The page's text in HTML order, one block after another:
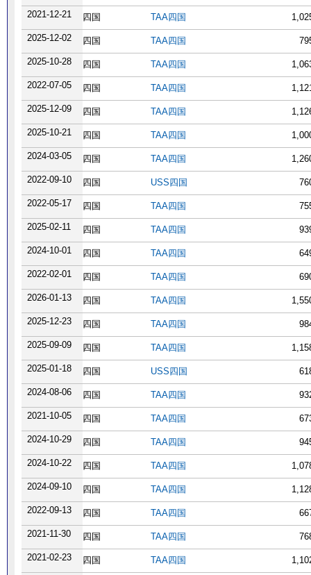
2021-12-21 四国 TAA四国
2025-12-02
四国 TAA四国
2025-10-28
四国 TAA四国
2022-07-05
四国 TAA四国
2025-12-09
四国 TAA四国
2025-10-21
四国 TAA四国
2024-03-05
四国 TAA四国
2022-09-10
四国 USS四国
2022-05-17
四国 TAA四国
2025-02-11
四国 TAA四国
2024-10-01
四国 TAA四国
2022-02-01
四国 TAA四国
2026-01-13
四国 TAA四国
2025-12-23
四国 TAA四国
2025-09-09
四国 TAA四国
2025-01-18
四国 USS四国
2024-08-06
四国 TAA四国
2021-10-05
四国 TAA四国
2024-10-29
四国 TAA四国
2024-10-22
四国 TAA四国
2024-09-10
四国 TAA四国
2022-09-13
四国 TAA四国
2021-11-30
四国 TAA四国
2021-02-23
四国 TAA四国